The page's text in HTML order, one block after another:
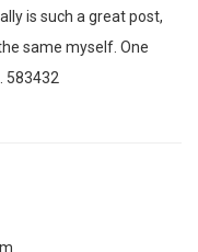
is such a great post,
same myself. One
583432